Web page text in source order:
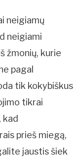
neigiamų
neigiami
žmonių, kurie
pagal
tik kokybiškus
tikrai
kad
prieš miegą,
jaustis šiek